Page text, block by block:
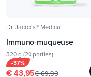
Dr. Jacob's® Medical
Immuno-muqueuse
320 g (20 porties)
-37%
€ 43,95€ 69,90